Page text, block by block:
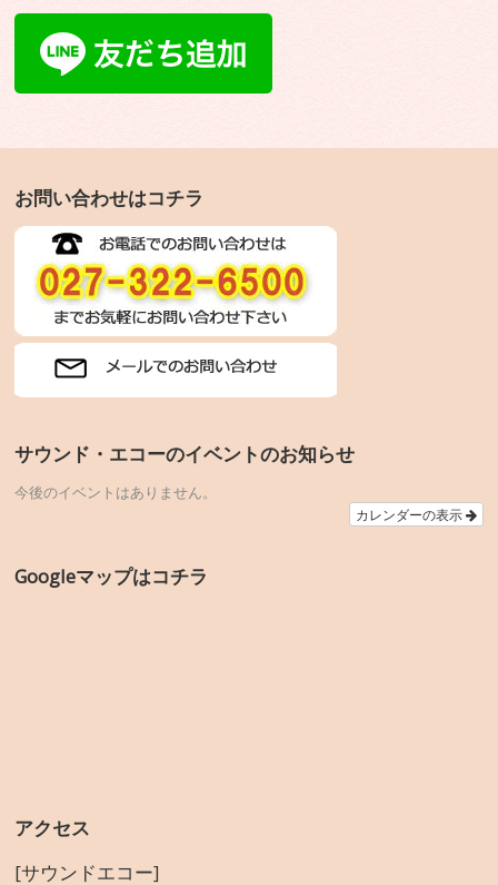
お問い合わせはコチラ
サウンド・エコーのイベントのお知らせ
今後のイベントはありません。
カレンダーの表示
Googleマップはコチラ
アクセス
[サウンドエコー]